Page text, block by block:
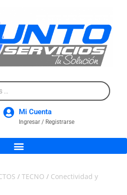
Mi Cuenta
Ingresar / Registrarse
/ TECNO / Conectividad y